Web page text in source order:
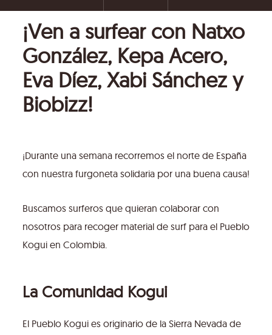
¡Ven a surfear con Natxo
González, Kepa Acero,
Eva Díez, Xabi Sánchez y
Biobizz!
¡Durante una semana recorremos el norte de España
con nuestra furgoneta solidaria por una buena causa!
Buscamos surferos que quieran colaborar con
nosotros para recoger material de surf para el Pueblo
Kogui en Colombia.
La Comunidad Kogui
El Pueblo Kogui es originario de la Sierra Nevada de